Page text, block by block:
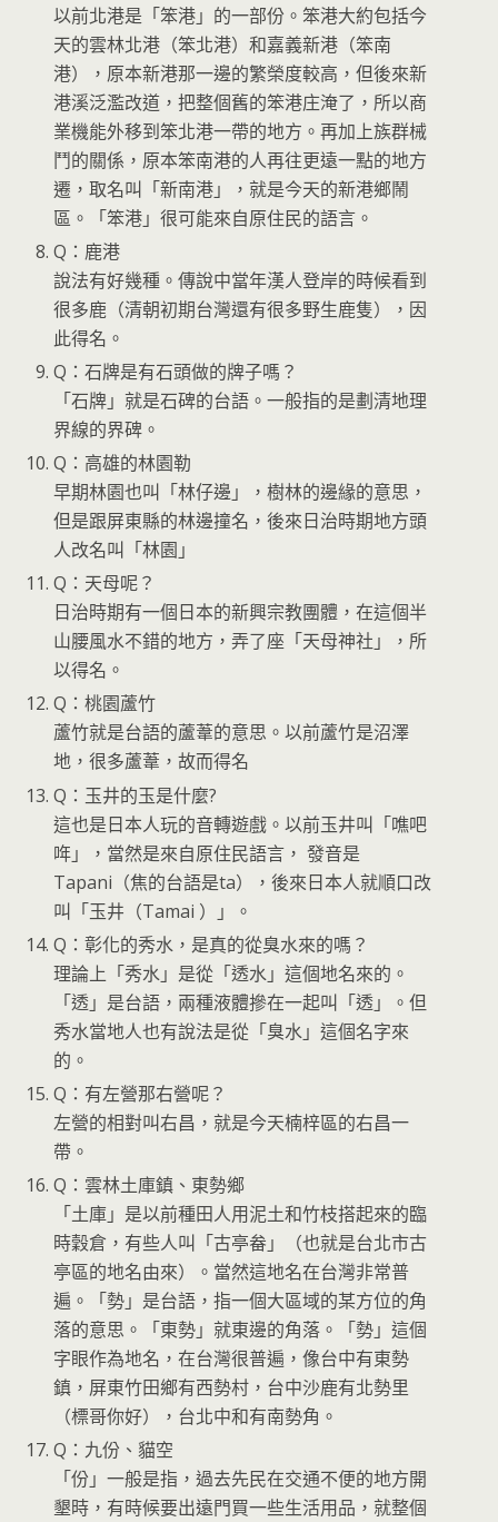
以前北港是「笨港」的一部份。笨港大約包括今
天的雲林北港（笨北港）和嘉義新港（笨南
港），原本新港那一邊的繁榮度較高，但後來新
港溪泛濫改道，把整個舊的笨港庄淹了，所以商
業機能外移到笨北港一帶的地方。再加上族群械
鬥的關係，原本笨南港的人再往更遠一點的地方
遷，取名叫「新南港」，就是今天的新港鄉鬧
區。「笨港」很可能來自原住民的語言。
Q：鹿港
說法有好幾種。傳說中當年漢人登岸的時候看到
很多鹿（清朝初期台灣還有很多野生鹿隻），因
此得名。
Q：石牌是有石頭做的牌子嗎？
「石牌」就是石碑的台語。一般指的是劃清地理
界線的界碑。
Q：高雄的林園勒
早期林園也叫「林仔邊」，樹林的邊緣的意思，
但是跟屏東縣的林邊撞名，後來日治時期地方頭
人改名叫「林園」
Q：天母呢？
日治時期有一個日本的新興宗教團體，在這個半
山腰風水不錯的地方，弄了座「天母神社」，所
以得名。
Q：桃園蘆竹
蘆竹就是台語的蘆葦的意思。以前蘆竹是沼澤
地，很多蘆葦，故而得名
Q：玉井的玉是什麼?
這也是日本人玩的音轉遊戲。以前玉井叫「噍吧
哖」，當然是來自原住民語言， 發音是
Tapani（焦的台語是ta），後來日本人就順口改
叫「玉井（Tamai ）」。
Q：彰化的秀水，是真的從臭水來的嗎？
理論上「秀水」是從「透水」這個地名來的。
「透」是台語，兩種液體摻在一起叫「透」。但
秀水當地人也有說法是從「臭水」這個名字來
的。
Q：有左營那右營呢？
左營的相對叫右昌，就是今天楠梓區的右昌一
帶。
Q：雲林土庫鎮、東勢鄉
「土庫」是以前種田人用泥土和竹枝搭起來的臨
時穀倉，有些人叫「古亭畚」（也就是台北市古
亭區的地名由來）。當然這地名在台灣非常普
遍。「勢」是台語，指一個大區域的某方位的角
落的意思。「東勢」就東邊的角落。「勢」這個
字眼作為地名，在台灣很普遍，像台中有東勢
鎮，屏東竹田鄉有西勢村，台中沙鹿有北勢里
（標哥你好），台北中和有南勢角。
Q：九份、貓空
「份」一般是指，過去先民在交通不便的地方開
墾時，有時候要出遠門買一些生活用品，就整個